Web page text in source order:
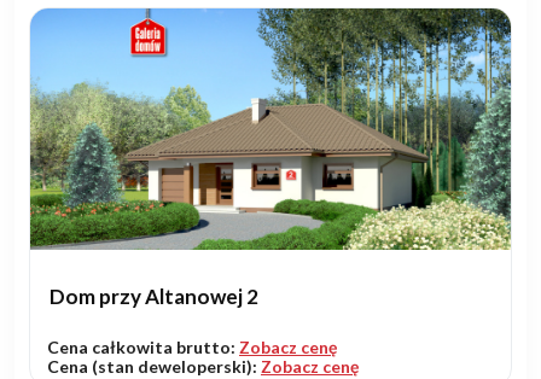
Dom przy Altanowej 2
Cena całkowita brutto: Zobacz cenę
Cena (stan deweloperski): Zobacz cenę